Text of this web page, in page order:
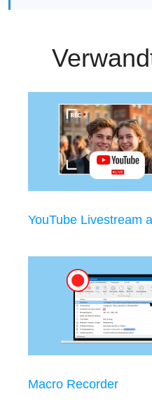
YouTube Livestream
Macro Recorder